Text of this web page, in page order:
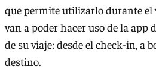
que permite utilizarlo durante el
van a poder hacer uso de la app
de su viaje: desde el check-in, a
destino.